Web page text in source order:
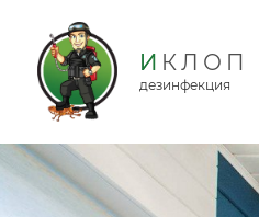
дезинфекция